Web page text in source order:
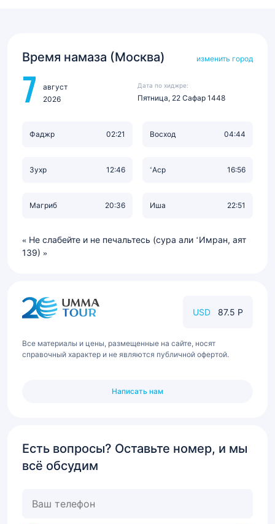
Время намаза (Москва) изменить город
7
август
2026
Дата по хиджре:
Пятница, 22 Сафар 1448
Фаджр 02:21 Восход 04:44
Зухр 12:46 ‘Аср 16:56
Магриб 20:36 Иша 22:51
Не слабейте и не печальтесь (сура али ‘Имран, аят
139)
USD 87.5 Р
Все материалы и цены, размещенные на сайте, носят
справочный характер и не являются публичной офертой.
Написать нам
Есть вопросы? Оставьте номер, и мы
всё обсудим
телефон